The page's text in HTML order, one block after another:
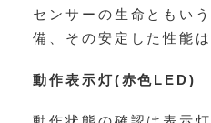
センサーの生命ともい
備、その安定した性能
動作表示灯(赤色LED)